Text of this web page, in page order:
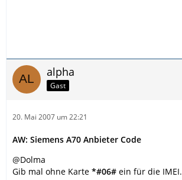
alpha
Gast
20. Mai 2007 um 22:21
AW: Siemens A70 Anbieter Code
@Dolma
Gib mal ohne Karte *#06# ein für die IMEI.